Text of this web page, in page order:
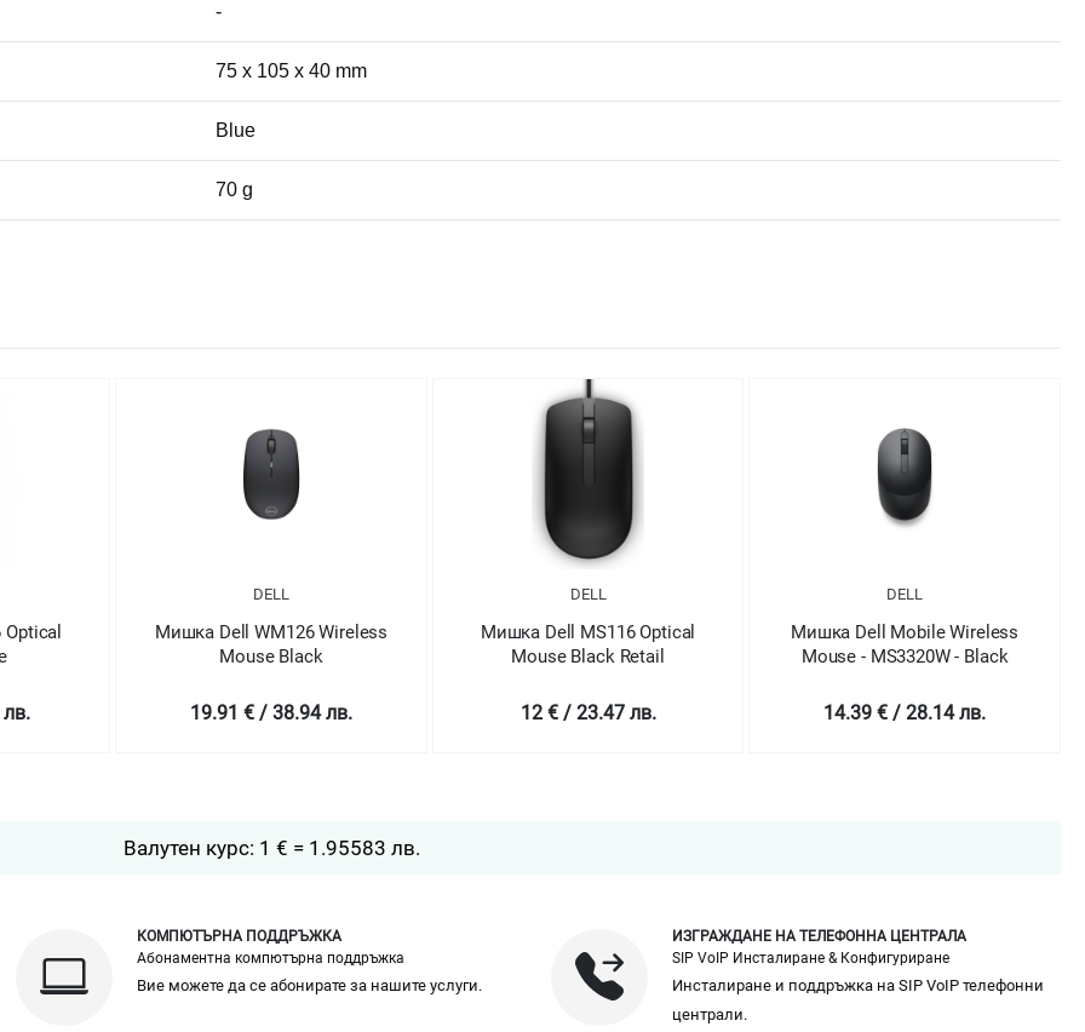
-
75 x 105 x 40 mm
Blue
70 g
DELL
Мишка Dell WM126 Wireless
Mouse Black
19.91 € / 38.94 лв.
DELL
Мишка Dell MS116 Optical
Mouse Black Retail
12 € / 23.47 лв.
DELL
Мишка Dell Mobile Wireless
Mouse - MS3320W - Black
14.39 € / 28.14 лв.
Валутен курс: 1 € = 1.95583 лв.
КОМПЮТЪРНА ПОДДРЪЖКА
Абонаментна компютърна поддръжка
Вие можете да се абонирате за нашите услуги.
ИЗГРАЖДАНЕ НА ТЕЛЕФОННА ЦЕНТРАЛА
SIP VoIP Инсталиране & Конфигуриране
Инсталиране и поддръжка на SIP VoIP телефонни
централи.